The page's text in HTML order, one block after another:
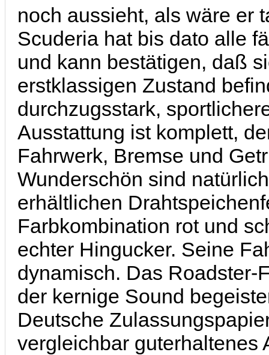
noch aussieht, als wäre er
Scuderia hat bis dato alle
und kann bestätigen, daß
erstklassigen Zustand
durchzugsstark,
Ausstattung ist komplett,
Fahrwerk, Bremse und
Wunderschön sind
erhältlichen
Farbkombination rot und
echter Hingucker. Seine
dynamisch. Das Roadster-
der kernige Sound
Deutsche
vergleichbar guterhaltenes